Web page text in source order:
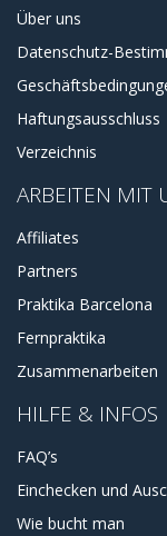
Über uns
Datenschutz-
Haftungsausschluss
Verzeichnis
ARBEITEN MIT
Affiliates
Partners
Praktika Barcelona
Fernpraktika
Zusammenarbeiten
HILFE & INFOS
FAQ’s
Einchecken und
Wie bucht man